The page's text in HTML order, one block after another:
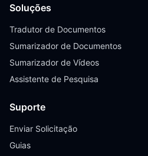
Soluções
Tradutor de Documentos
Sumarizador de Documentos
Sumarizador de Vídeos
Assistente de Pesquisa
Suporte
Enviar Solicitação
Guias